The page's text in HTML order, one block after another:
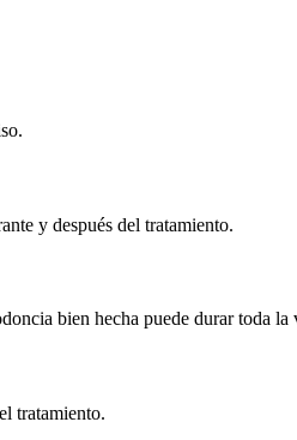
y después del tratamiento.
bien hecha puede durar toda la
tratamiento.